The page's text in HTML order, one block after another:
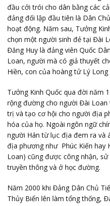
đầu cởi trói cho dân bằng các
đảng đối lập đầu tiên là Dân
hoạt động. Năm sau, Tưởng
chọn một người sinh đẻ tại Đài
Đăng Huy là đảng viên Quốc
Loan, người mà có giả thuyết
Hiền, con của hoàng tử Lý Long
Tưởng Kinh Quốc qua đời năm
rộng đường cho người Đài Loan
trị và tạo cơ hội cho người địa
hóa của họ. Ngoài ngôn ngữ
người Hán từ lục địa đem ra và
địa phương như Phúc Kiến hay
Loan) cũng được công nhận,
truyền thông và ở học đường.
Năm 2000 khi Đảng Dân Chủ
Thủy Biển lên làm tổng thống,